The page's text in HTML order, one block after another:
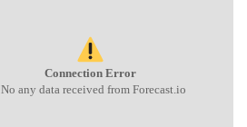
Connection Error
No any data received from Forecast.io!.